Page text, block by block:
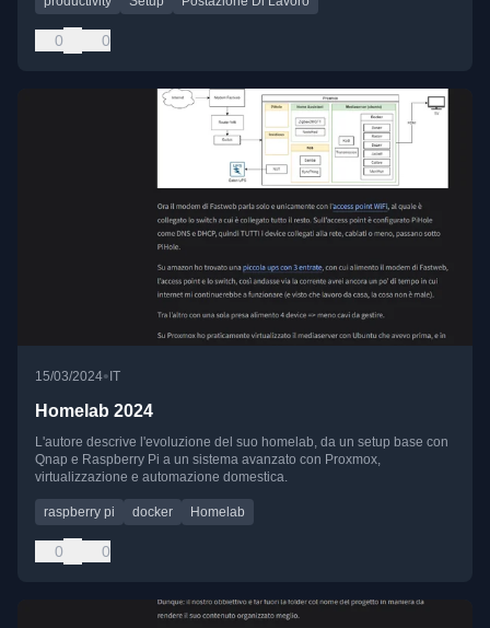
0 0
15/03/2024•IT
Homelab 2024
L'autore descrive l'evoluzione del suo homelab, da un setup base con
Qnap e Raspberry Pi a un sistema avanzato con Proxmox,
virtualizzazione e automazione domestica.
raspberry pi docker Homelab
0 0